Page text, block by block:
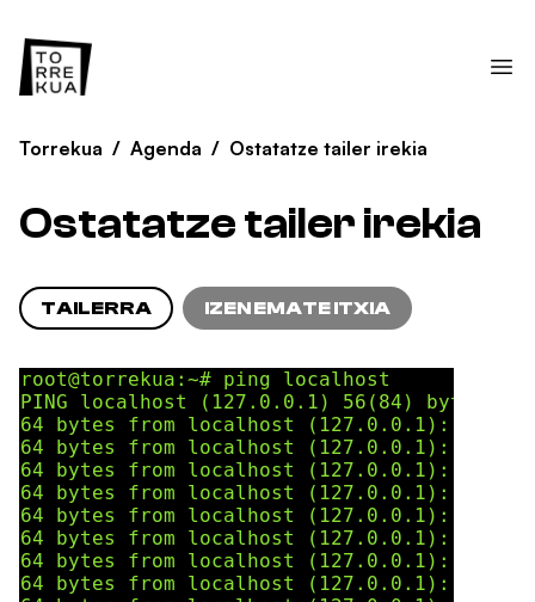
Torrekua / Agenda / Ostatatze tailer irekia
Ostatatze tailer irekia
TAILERRA IZEN EMATE ITXIA